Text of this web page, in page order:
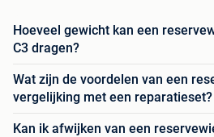
Hoeveel gewicht kan een
C3 dragen?
Wat zijn de voordelen van een
vergelijking met een reparatieset?
Kan ik afwijken van een